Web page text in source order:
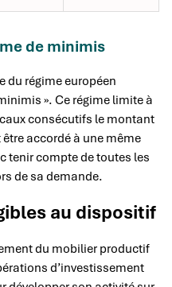
de minimis
du régime européen
». Ce régime limite à
consécutifs le montant
accordé à une même
tenir compte de toutes les
de sa demande.
au dispositif
du mobilier productif
d’investissement